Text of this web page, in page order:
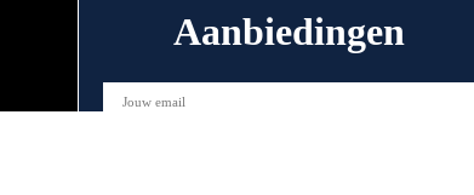
Aanbiedingen